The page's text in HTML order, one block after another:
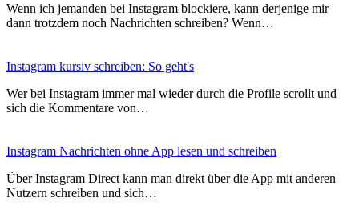
Wenn ich jemanden bei Instagram blockiere, kann derjenige mir
dann trotzdem noch Nachrichten schreiben? Wenn…
Instagram kursiv schreiben: So geht's
Wer bei Instagram immer mal wieder durch die Profile scrollt und
sich die Kommentare von…
Instagram Nachrichten ohne App lesen und schreiben
Über Instagram Direct kann man direkt über die App mit anderen
Nutzern schreiben und sich…